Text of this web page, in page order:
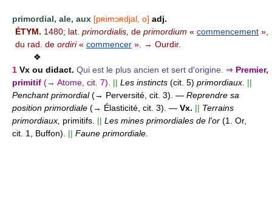
primordial, ale, aux [pʀimɔʀdjal, o] adj.
ÉTYM. 1480; lat. primordialis, de primordium « commencement »,
du rad. de ordiri« commencer ». → Ourdir.
❖
1 Vx ou didact. Qui est le plus ancien et sert d'origine. ⇒ Premier,
primitif (→ Atome, cit. 7). || Les instincts (cit. 5) primordiaux. ||
Penchant primordial(→ Perversité, cit. 3). — Reprendre sa
position primordiale (→ Élasticité, cit. 3). — Vx. || Terrains
primordiaux, primitifs. || Les mines primordiales de l'or (1. Or,
cit. 1, Buffon).
|| Faune primordiale.